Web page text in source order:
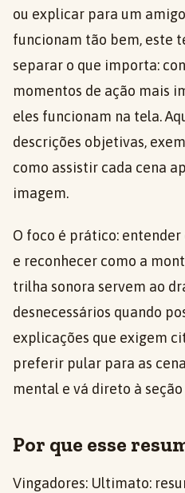
ou explicar para um
funcionam tão bem, este
separar o que importa:
momentos de ação mais
eles funcionam na tela.
descrições objetivas,
como assistir cada cena
imagem.
O foco é prático: entender
e reconhecer como a
trilha sonora servem ao
desnecessários quando
explicações que exigem
preferir pular para as
mental e vá direto à
Por que esse
Vingadores: Ultimato: